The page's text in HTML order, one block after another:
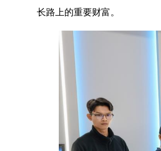
长路上的重要财富。